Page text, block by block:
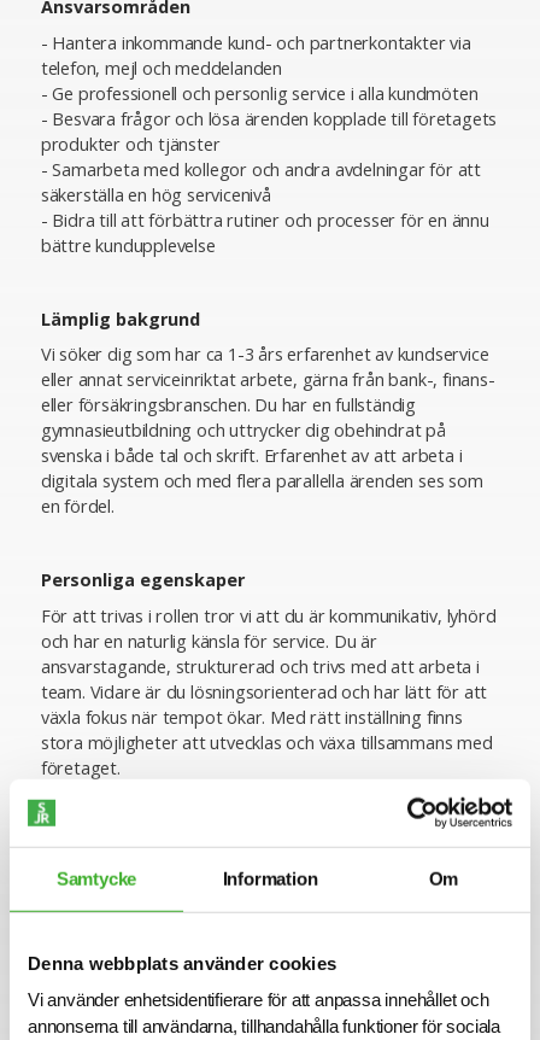
Samtycke Information Om
Denna webbplats använder cookies
Vi använder enhetsidentifierare för att anpassa innehållet och
annonserna till användarna, tillhandahålla funktioner för sociala
Ansvarsområden
- Hantera inkommande kund- och partnerkontakter via
telefon, mejl och meddelanden
- Ge professionell och personlig service i alla kundmöten
- Besvara frågor och lösa ärenden kopplade till företagets
produkter och tjänster
- Samarbeta med kollegor och andra avdelningar för att
säkerställa en hög servicenivå
- Bidra till att förbättra rutiner och processer för en ännu
bättre kundupplevelse
Lämplig bakgrund
Vi söker dig som har ca 1-3 års erfarenhet av kundservice
eller annat serviceinriktat arbete, gärna från bank-, finans-
eller försäkringsbranschen. Du har en fullständig
gymnasieutbildning och uttrycker dig obehindrat på
svenska i både tal och skrift. Erfarenhet av att arbeta i
digitala system och med flera parallella ärenden ses som
en fördel.
Personliga egenskaper
För att trivas i rollen tror vi att du är kommunikativ, lyhörd
och har en naturlig känsla för service. Du är
ansvarstagande, strukturerad och trivs med att arbeta i
team. Vidare är du lösningsorienterad och har lätt för att
växla fokus när tempot ökar. Med rätt inställning finns
stora möjligheter att utvecklas och växa tillsammans med
företaget.
För mer information om tjänsten är du välkommen att
har gått ut. Sista ansökningsdag är 2026-03-15.
Varmt välkommen med din ansökan!